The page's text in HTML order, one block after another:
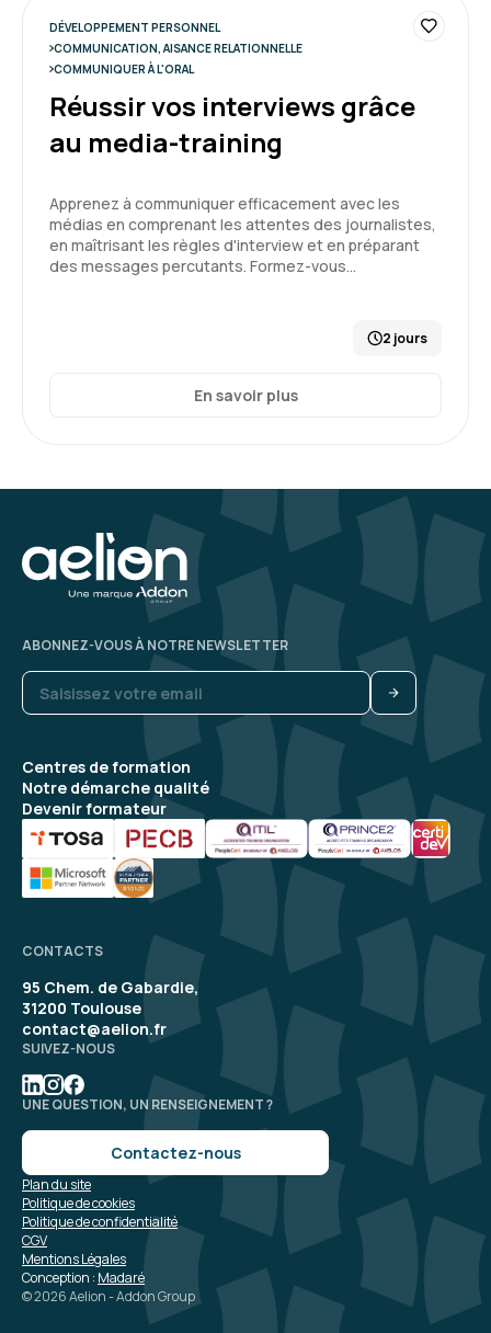
DÉVELOPPEMENT PERSONNEL
COMMUNICATION, AISANCE RELATIONNELLE
COMMUNIQUER À L'ORAL
Réussir vos interviews grâce
au media-training
Apprenez à communiquer efficacement avec les
médias en comprenant les attentes des journalistes,
en maîtrisant les règles d'interview et en préparant
des messages percutants. Formez-vous…
2 jours
En savoir plus
Centres de formation
Notre démarche qualité
Devenir formateur
ABONNEZ-VOUS À NOTRE NEWSLETTER
CONTACTS
95 Chem. de Gabardie,
31200 Toulouse
contact@aelion.fr
SUIVEZ-NOUS
UNE QUESTION, UN RENSEIGNEMENT ?
Contactez-nous
© 2026 Aelion - Addon Group
Conception : Madaré
Mentions Légales
CGV
Politique de confidentialité
Politique de cookies
Plan du site